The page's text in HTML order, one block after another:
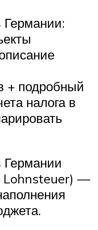
Германии:
+ подробный
налога в
Германии
Lohnsteuer) —